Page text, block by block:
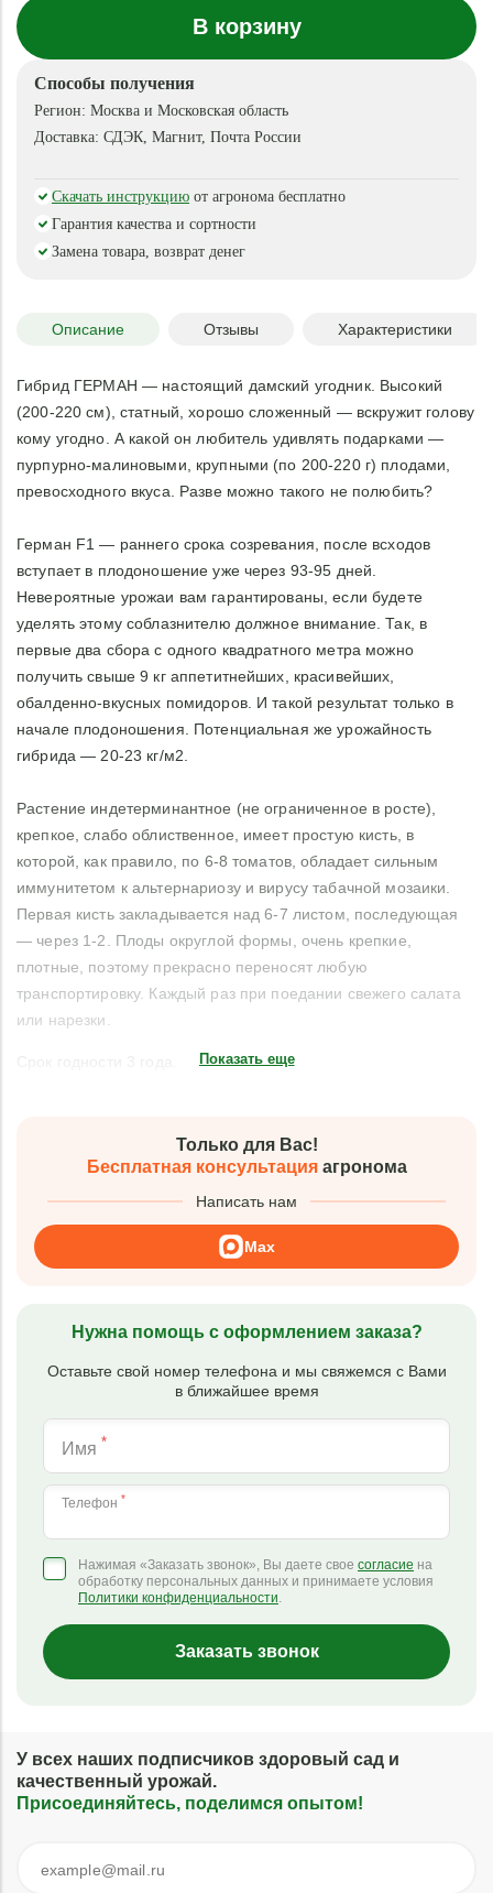
В корзину
Способы получения
Регион: Москва и Московская область
Доставка: СДЭК, Магнит, Почта России
Скачать инструкцию от агронома бесплатно
Гарантия качества и сортности
Замена товара, возврат денег
Описание Отзывы Характеристики
Гибрид ГЕРМАН — настоящий дамский угодник. Высокий
(200-220 см), статный, хорошо сложенный — вскружит голову
кому угодно. А какой он любитель удивлять подарками —
пурпурно-малиновыми, крупными (по 200-220 г) плодами,
превосходного вкуса. Разве можно такого не полюбить?
Герман F1 — раннего срока созревания, после всходов
вступает в плодоношение уже через 93-95 дней.
Невероятные урожаи вам гарантированы, если будете
уделять этому соблазнителю должное внимание. Так, в
первые два сбора с одного квадратного метра можно
получить свыше 9 кг аппетитнейших, красивейших,
обалденно-вкусных помидоров. И такой результат только в
начале плодоношения. Потенциальная же урожайность
гибрида — 20-23 кг/м2.
Растение индетерминантное (не ограниченное в росте),
крепкое, слабо облиственное, имеет простую кисть, в
которой, как правило, по 6-8 томатов, обладает сильным
иммунитетом к альтернариозу и вирусу табачной мозаики.
Первая кисть закладывается над 6-7 листом, последующая
— через 1-2. Плоды округлой формы, очень крепкие,
плотные, поэтому прекрасно переносят любую
транспортировку. Каждый раз при поедании свежего салата
или нарезки.
Показать еще
Только для Вас!
Бесплатная консультацияагронома
Написать нам
Max
Нужна помощь с оформлением заказа?
Оставьте свой номер телефона и мы свяжемся с Вами
в ближайшее время
Имя *
Телефон *
Нажимая «Заказать звонок», Вы даете свое согласие на
обработку персональных данных и принимаете условия
Политики конфиденциальности.
Заказать звонок
У всех наших подписчиков здоровый сад и
качественный урожай.
Присоединяйтесь, поделимся опытом!